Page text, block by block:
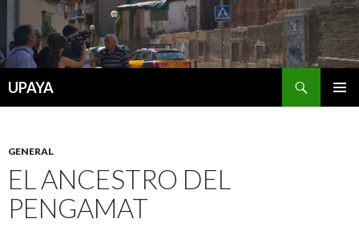
UPAYA
GENERAL
EL ANCESTRO DEL
PENGAMAT